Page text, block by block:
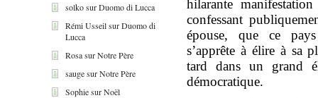
solkosurDuomo di Lucca
Rémi UsseilsurDuomo di
Lucca
RosasurNotre Père
saugesurNotre Père
SophiesurNoël
hilarante
confessant
épouse, que ce
s’apprête à élire à sa
tard dans un grand
démocratique.